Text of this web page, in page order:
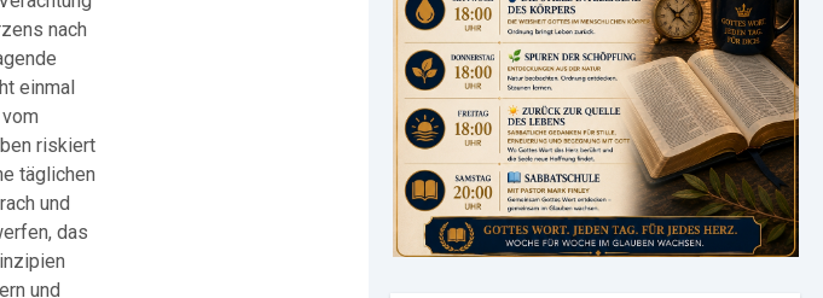
nach
einmal
riskiert
täglichen
und
das
und